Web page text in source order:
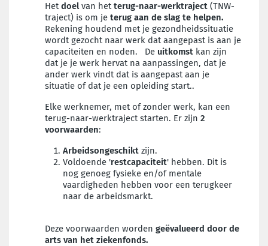
Het doelvan het terug-naar-werktraject (TNW-
traject) is om je terug aan de slag te helpen.
Rekening houdend met je gezondheidssituatie
wordt gezocht naar werk dat aangepast is aan je
capaciteiten en noden. De uitkomst kan zijn
dat je je werk hervat na aanpassingen, dat je
ander werk vindt dat is aangepast aan je
situatie of dat je een opleiding start..
Elke werknemer, met of zonder werk, kan een
terug-naar-werktraject starten. Er zijn 2
voorwaarden:
Arbeidsongeschikt zijn.
Voldoende 'restcapaciteit' hebben. Dit is
nog genoeg fysieke en/of mentale
vaardigheden hebben voor een terugkeer
naar de arbeidsmarkt.
Deze voorwaarden worden geëvalueerd door de
arts van het ziekenfonds.